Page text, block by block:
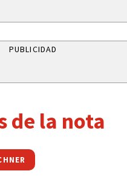
PUBLICIDAD
de la nota